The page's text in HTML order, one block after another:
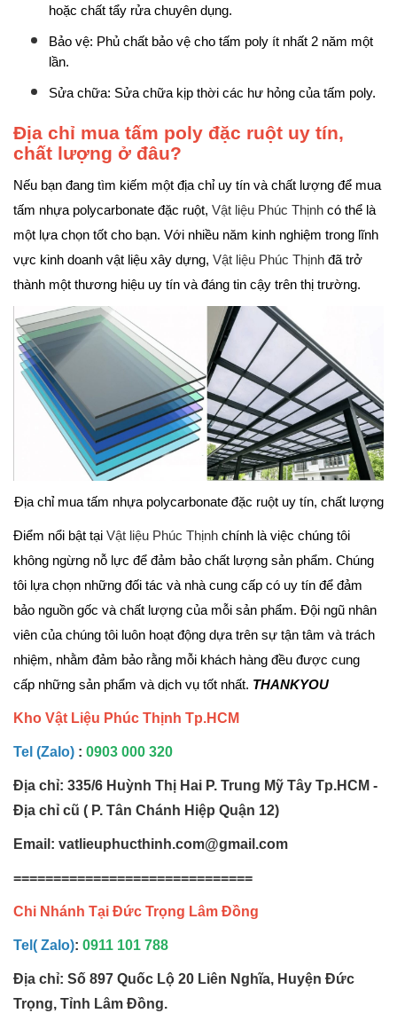
hoặc chất tẩy rửa chuyên dụng.
Bảo vệ: Phủ chất bảo vệ cho tấm poly ít nhất 2 năm một
lần.
Sửa chữa: Sửa chữa kịp thời các hư hỏng của tấm poly.
Địa chỉ mua tấm poly đặc ruột uy tín,
chất lượng ở đâu?
Nếu bạn đang tìm kiếm một địa chỉ uy tín và chất lượng để mua
tấm nhựa polycarbonate đặc ruột, Vật liệu Phúc Thịnh có thể là
một lựa chọn tốt cho bạn. Với nhiều năm kinh nghiệm trong lĩnh
vực kinh doanh vật liệu xây dựng, Vật liệu Phúc Thịnh đã trở
thành một thương hiệu uy tín và đáng tin cậy trên thị trường.
Địa chỉ mua tấm nhựa polycarbonate đặc ruột uy tín, chất lượng
Điểm nổi bật tại Vật liệu Phúc Thịnh chính là việc chúng tôi
không ngừng nỗ lực để đảm bảo chất lượng sản phẩm. Chúng
tôi lựa chọn những đối tác và nhà cung cấp có uy tín để đảm
bảo nguồn gốc và chất lượng của mỗi sản phẩm. Đội ngũ nhân
viên của chúng tôi luôn hoạt động dựa trên sự tận tâm và trách
nhiệm, nhằm đảm bảo rằng mỗi khách hàng đều được cung
cấp những sản phẩm và dịch vụ tốt nhất. THANKYOU
Kho Vật Liệu Phúc Thịnh Tp.HCM
Tel (Zalo) : 0903 000 320
Địa chỉ: 335/6 Huỳnh Thị Hai P. Trung Mỹ Tây Tp.HCM -
Địa chỉ cũ ( P. Tân Chánh Hiệp Quận 12)
Email: vatlieuphucthinh.com@gmail.com
==============================
Chi Nhánh Tại Đức Trọng Lâm Đồng
Tel( Zalo): 0911 101 788
Địa chỉ: Số 897 Quốc Lộ 20 Liên Nghĩa, Huyện Đức
Trọng, Tỉnh Lâm Đồng.